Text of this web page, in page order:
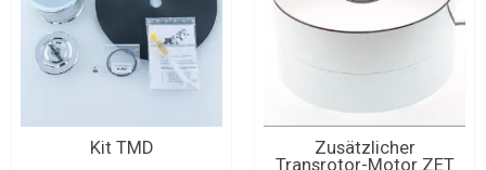
KONTAKTIEREN SIE UNS
Kit TMD
KONTAKTIEREN SIE UNS
FÜR DIE FRIST
Zusätzlicher
Transrotor-Motor ZET